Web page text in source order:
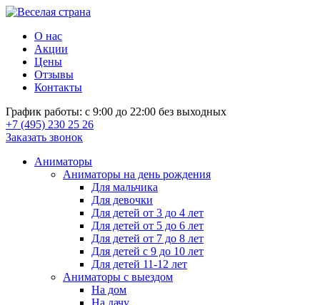
О нас
Акции
Цены
Отзывы
Контакты
График работы: с 9:00 до 22:00 без выходных
+7 (495) 230 25 26
Заказать звонок
Аниматоры
Аниматоры на день рождения
Для мальчика
Для девочки
Для детей от 3 до 4 лет
Для детей от 5 до 6 лет
Для детей от 7 до 8 лет
Для детей с 9 до 10 лет
Для детей 11-12 лет
Аниматоры с выездом
На дом
На дачу